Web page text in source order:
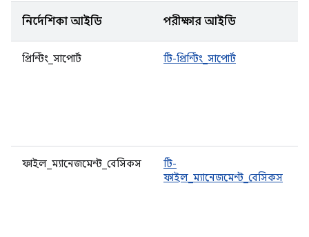
নির্দেশিকা আইডি পরীক্ষার আইডি
প্রিন্টিং_সাপোর্ট টি-প্রিন্টিং_সাপোর্ট
ফাইল_ম্যানেজমেন্ট_বেসিকস
টি-
ফাইল_ম্যানেজমেন্ট_বেসিকস